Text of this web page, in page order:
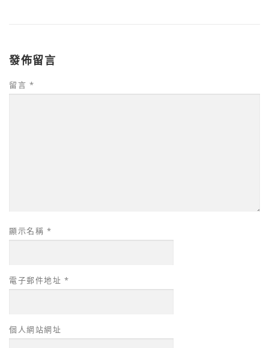
發佈留言
留言 *
顯示名稱 *
電子郵件地址 *
個人網站網址